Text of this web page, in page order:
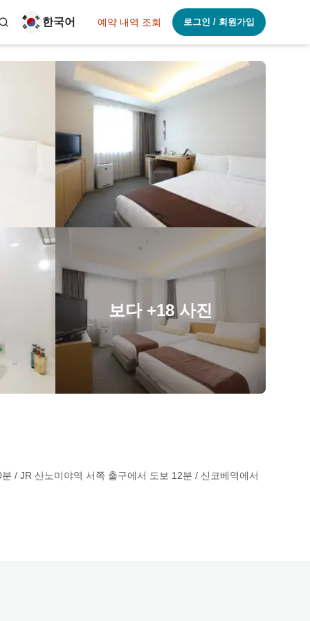
한국어 예약 내역 조회 로그인 / 회원가입
보다 +18사진
/ JR 산노미야역 서쪽 출구에서 도보 12분 / 신코베역에서